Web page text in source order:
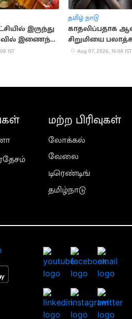
இருந்து
இணைந்த
IST
தமிழ் நாடு
காதலிப்பதாக
சிறுமியை
சிறுவன்
Aug 07, 2026, 16:08 IST
மற்ற பிரிவுகள்
லோக்கல்
வேலை
டிரெண்டிங்
தமிழ்நாடு